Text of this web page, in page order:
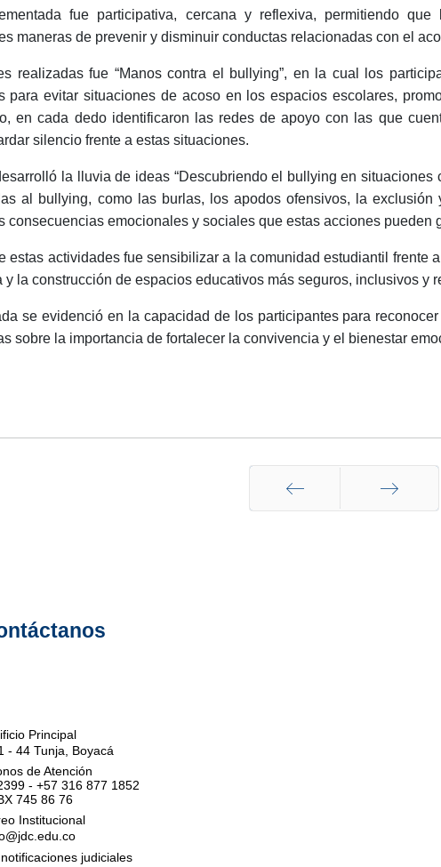
fue participativa, cercana y reflexiva, permitiendo
maneras de prevenir y disminuir conductas relacionadas con el
realizadas fue “Manos contra el bullying”, en la cual los
para evitar situaciones de acoso en los espacios escolares,
en cada dedo identificaron las redes de apoyo con las que
silencio frente a estas situaciones.
la lluvia de ideas “Descubriendo el bullying en
al bullying, como las burlas, los apodos ofensivos, la
consecuencias emocionales y sociales que estas acciones pueden
estas actividades fue sensibilizar a la comunidad estudiantil frente
y la construcción de espacios educativos más seguros, inclusivos y
se evidenció en la capacidad de los participantes para
sobre la importancia de fortalecer la convivencia y el bienestar
Principal
- 44 Tunja, Boyacá
de Atención
- +57 316 877 1852
745 86 76
Institucional
judiciales